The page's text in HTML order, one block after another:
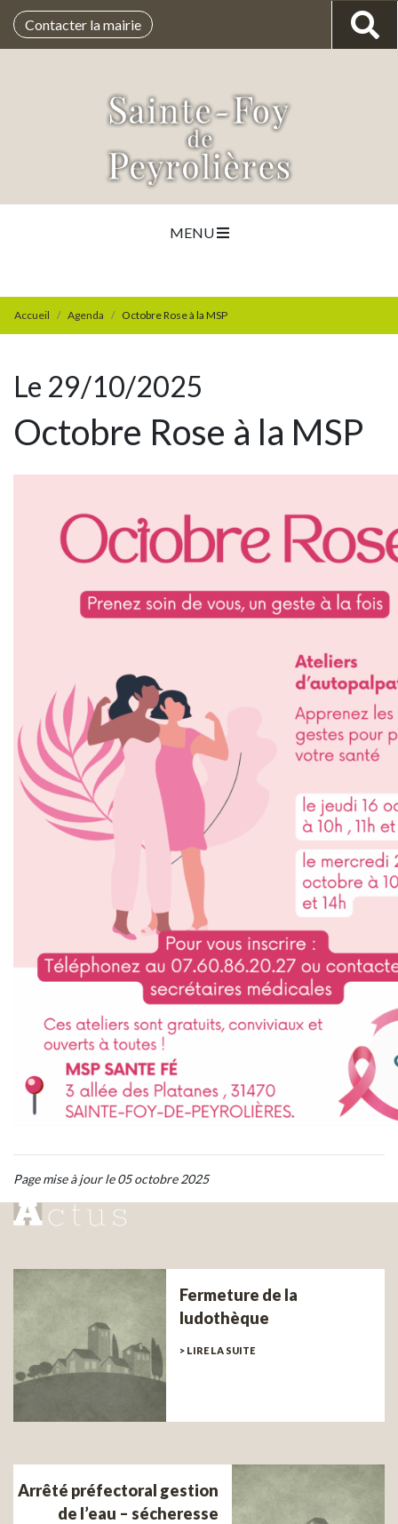
Contacter la mairie
MENU
Accueil Agenda Octobre Rose à la MSP
Le 29/10/2025
Octobre Rose à la MSP
Page mise à jour le 05 octobre 2025
Fermeture de la
ludothèque
> LIRE LA SUITE
Arrêté préfectoral gestion
de l’eau – sécheresse